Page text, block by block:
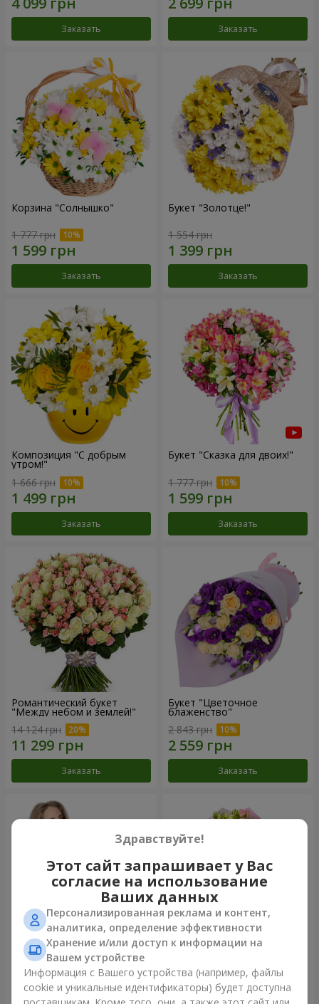
Заказать Заказать
Корзина "Солнышко"
1 777 грн
Заказать
Букет "Золотце!"
1 554 грн
Заказать
Композиция "С добрым
утром!"
1 666 грн
Заказать
Букет "Сказка для двоих!"
1 777 грн
Заказать
Романтический букет
"Между небом и землей!"
14 124 грн
Заказать
Букет "Цветочное
блаженство"
2 843 грн
Заказать
Букет "Королеве сердца"
2 954 грн
Микс "Планета роз" из 51
7 528 грн
Здравствуйте!
Этот сайт запрашивает у Вас
согласие на использование
Ваших данных
Персонализированная реклама и контент,
аналитика, определение эффективности
Хранение и/или доступ к информации на
Вашем устройстве
Информация с Вашего устройства (например, файлы
cookie и уникальные идентификаторы) будет доступна